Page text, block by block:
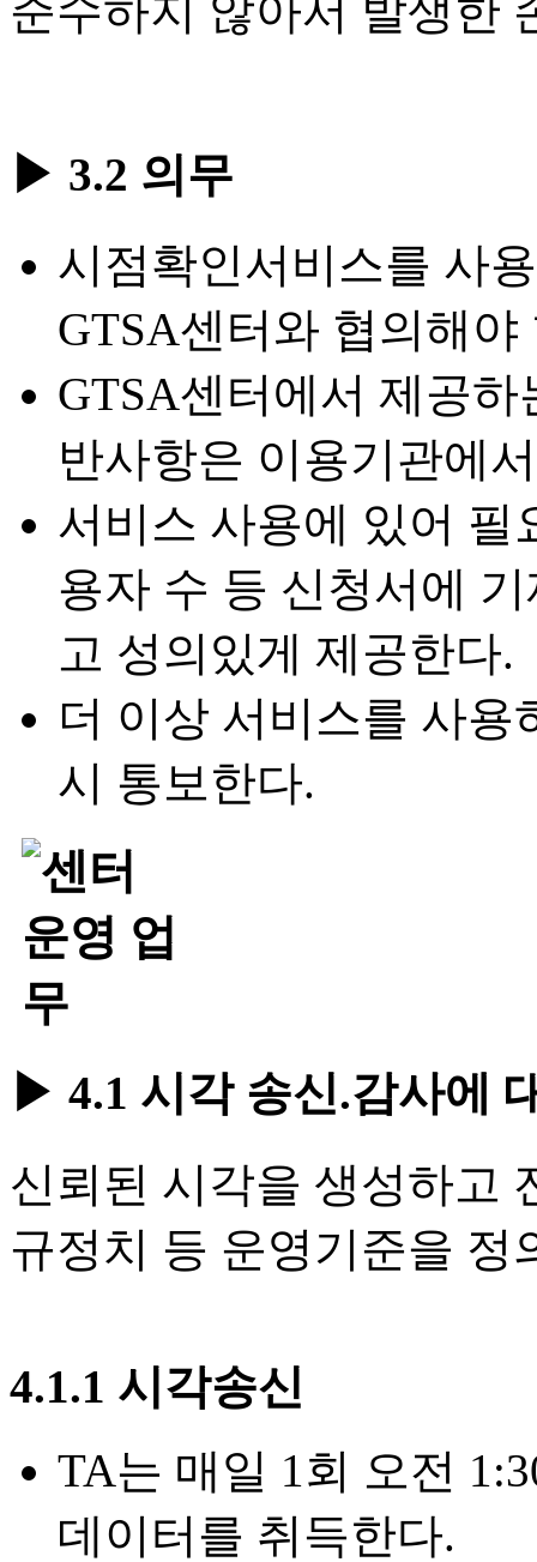
준수하지 않아서 발생한
▶ 3.2 의무
시점확인서비스를 사
GTSA센터와 협의해야
GTSA센터에서 제공
반사항은 이용기관에
서비스 사용에 있어 필
용자 수 등 신청서에
고 성의있게 제공한다.
더 이상 서비스를 사용
시 통보한다.
▶ 4.1 시각 송신.감사에
신뢰된 시각을 생성하고
규정치 등 운영기준을 정
4.1.1 시각송신
TA는 매일 1회 오전
데이터를 취득한다.